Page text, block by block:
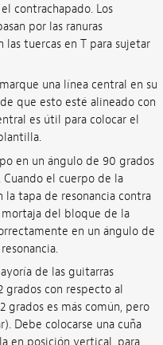
contrachapado. Los
por las ranuras
tuercas en T para sujetar
una línea central en su
que esto esté alineado con
es útil para colocar el
en un ángulo de 90 grados
el cuerpo de la
tapa de resonancia contra
del bloque de la
en un ángulo de
de las guitarras
grados con respecto al
grados es más común, pero
Debe colocarse una cuña